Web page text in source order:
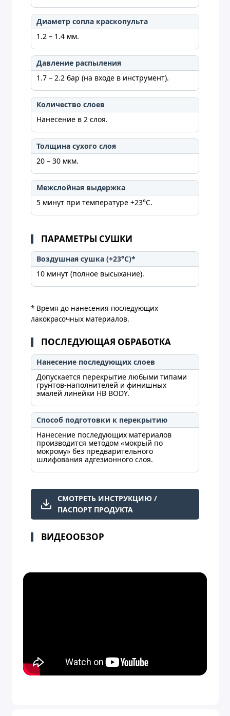
Диаметр сопла краскопульта
1.2 – 1.4 мм.
Давление распыления
1.7 – 2.2 бар (на входе в инструмент).
Количество слоев
Нанесение в 2 слоя.
Толщина сухого слоя
20 – 30 мкм.
Межслойная выдержка
5 минут при температуре +23°C.
ПАРАМЕТРЫ СУШКИ
Воздушная сушка (+23°C)*
10 минут (полное высыхание).
* Время до нанесения последующих
лакокрасочных материалов.
ПОСЛЕДУЮЩАЯ ОБРАБОТКА
Нанесение последующих слоев
Допускается перекрытие любыми типами
грунтов-наполнителей и финишных
эмалей линейки HB BODY.
Способ подготовки к перекрытию
Нанесение последующих материалов
производится методом «мокрый по
мокрому» без предварительного
шлифования адгезионного слоя.
СМОТРЕТЬ ИНСТРУКЦИЮ /
ПАСПОРТ ПРОДУКТА
ВИДЕООБЗОР